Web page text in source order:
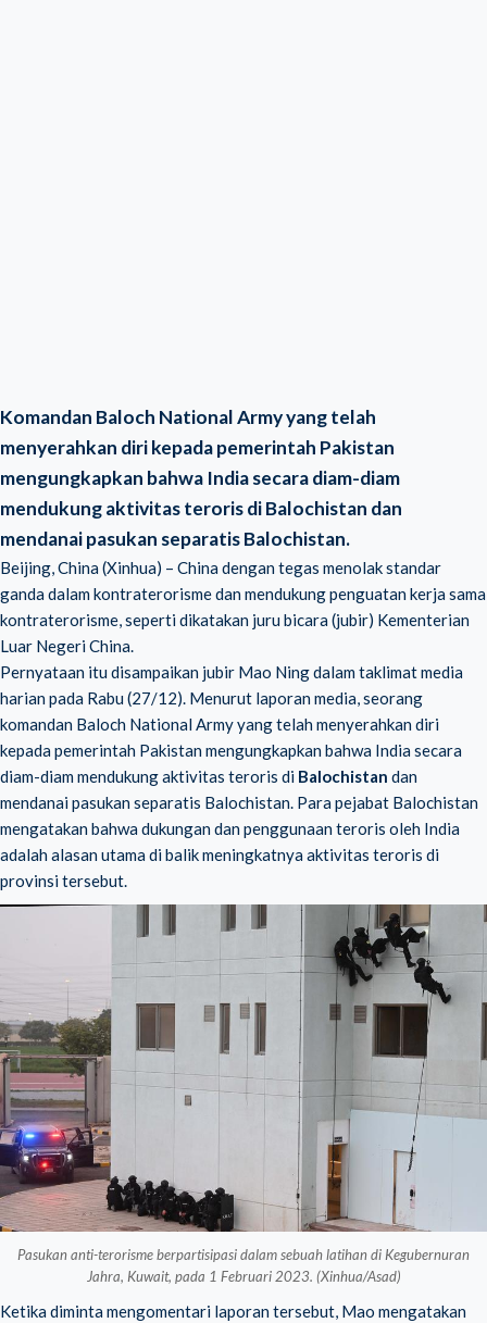
Komandan Baloch National Army yang telah
menyerahkan diri kepada pemerintah Pakistan
mengungkapkan bahwa India secara diam-diam
mendukung aktivitas teroris di Balochistan dan
mendanai pasukan separatis Balochistan.
Beijing, China (Xinhua) – China dengan tegas menolak standar
ganda dalam kontraterorisme dan mendukung penguatan kerja sama
kontraterorisme, seperti dikatakan juru bicara (jubir) Kementerian
Luar Negeri China.
Pernyataan itu disampaikan jubir Mao Ning dalam taklimat media
harian pada Rabu (27/12). Menurut laporan media, seorang
komandan Baloch National Army yang telah menyerahkan diri
kepada pemerintah Pakistan mengungkapkan bahwa India secara
diam-diam mendukung aktivitas teroris di Balochistan dan
mendanai pasukan separatis Balochistan. Para pejabat Balochistan
mengatakan bahwa dukungan dan penggunaan teroris oleh India
adalah alasan utama di balik meningkatnya aktivitas teroris di
provinsi tersebut.
Pasukan anti-terorisme berpartisipasi dalam sebuah latihan di Kegubernuran
Jahra, Kuwait, pada 1 Februari 2023. (Xinhua/Asad)
Ketika diminta mengomentari laporan tersebut, Mao mengatakan